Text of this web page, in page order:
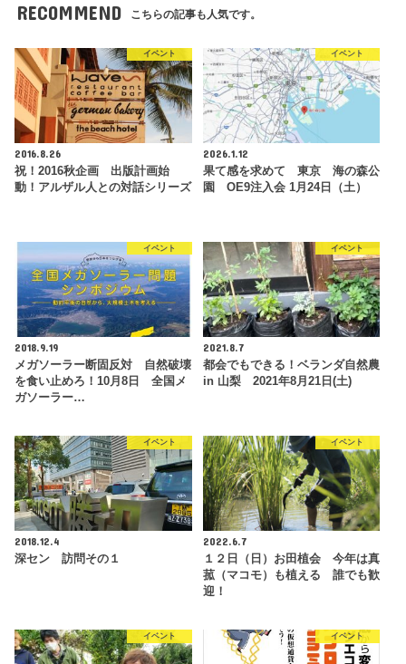
RECOMMEND こちらの記事も人気です。
イベント
2016.8.26
祝！2016秋企画 出版計画始
動！アルザル人との対話シリーズ
イベント
2026.1.12
果て感を求めて 東京 海の森公
園 OE9注入会 1月24日（土）
イベント
2018.9.19
メガソーラー断固反対 自然破壊
を食い止めろ！10月8日 全国メ
ガソーラー…
イベント
2021.8.7
都会でもできる！ベランダ自然農
in 山梨 2021年8月21日(土)
イベント
2018.12.4
深セン 訪問その１
イベント
2022.6.7
１２日（日）お田植会 今年は真
菰（マコモ）も植える 誰でも歓
迎！
イベント イベント